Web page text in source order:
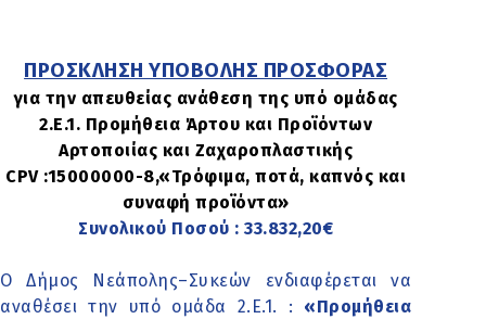
ΠΡΟΣΚΛΗΣΗ ΥΠΟΒΟΛΗΣ ΠΡΟΣΦΟΡΑΣ
για την απευθείας ανάθεση της υπό ομάδας
2.Ε.1. Προμήθεια Άρτου και Προϊόντων
Αρτοποιίας και Ζαχαροπλαστικής
CPV :15000000-8,«Τρόφιμα, ποτά, καπνός και
συναφή προϊόντα»
Συνολικού Ποσού : 33.832,20€
Ο Δήμος Νεάπολης–Συκεών ενδιαφέρεται να
αναθέσει την υπό ομάδα 2.Ε.1. : «Προμήθεια